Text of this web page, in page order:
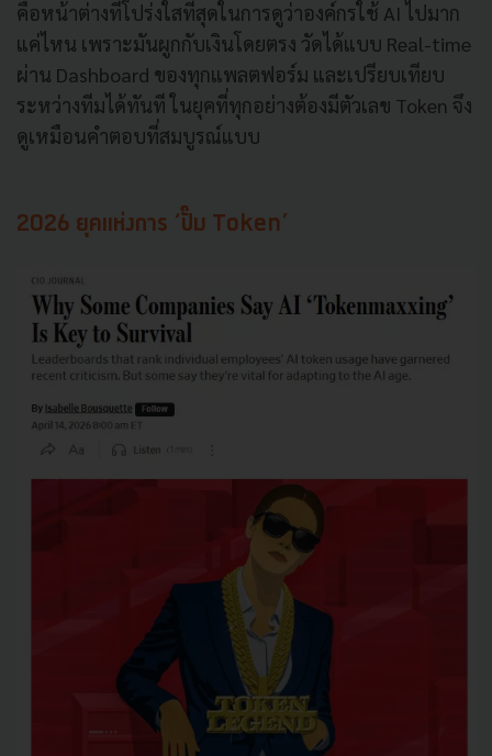
คือหน้าต่างที่โปร่งใสที่สุดในการดูว่าองค์กรใช้ AI ไปมาก
แค่ไหน เพราะมันผูกกับเงินโดยตรง วัดได้แบบ Real-time
ผ่าน Dashboard ของทุกแพลตฟอร์ม และเปรียบเทียบ
ระหว่างทีมได้ทันที ในยุคที่ทุกอย่างต้องมีตัวเลข Token จึง
ดูเหมือนคำตอบที่สมบูรณ์แบบ
2026 ยุคแห่งการ ‘ปั๊ม Token’